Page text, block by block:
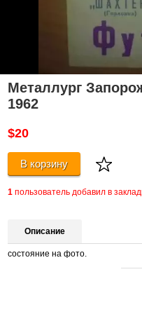
Металлург
1962
$20
В корзину
1 пользователь добавил в
Описание
состояние на фото.